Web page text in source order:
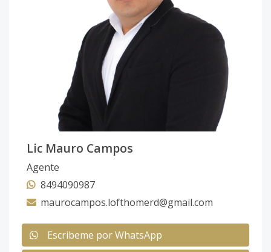
Lic Mauro Campos
Agente
8494090987
maurocampos.lofthomerd@gmail.com
Escribeme por WhatsApp